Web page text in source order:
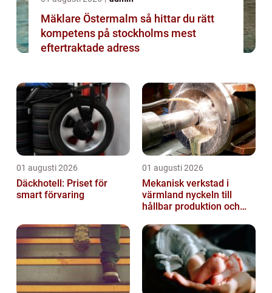
Mäklare Östermalm så hittar du rätt
kompetens på stockholms mest
eftertraktade adress
01 augusti 2026
Däckhotell: Priset för
smart förvaring
01 augusti 2026
Mekanisk verkstad i
värmland nyckeln till
hållbar produktion och